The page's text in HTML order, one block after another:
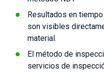
Resultados en
son visibles
material.
El método de
servicios de